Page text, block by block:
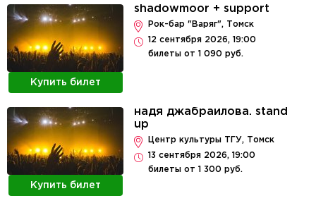
Купить билет
shadowmoor + support
Рок-бар "Варяг", Томск
12 сентября 2026, 19:00
билеты от 1 090 руб.
Купить билет
надя джабраилова. stand
up
Центр культуры ТГУ, Томск
13 сентября 2026, 19:00
билеты от 1 300 руб.